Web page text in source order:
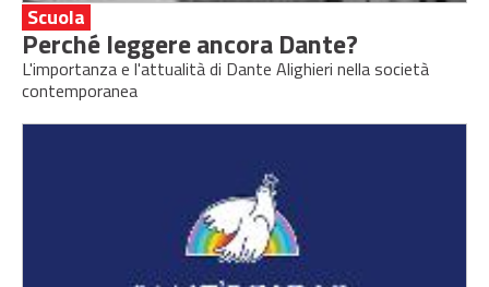
Scuola
Perché leggere ancora Dante?
L'importanza e l'attualità di Dante Alighieri nella società
contemporanea